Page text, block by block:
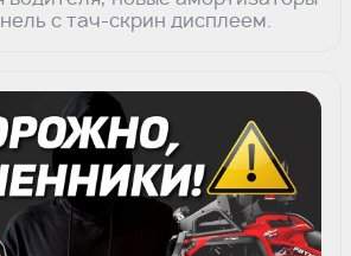
с тач-скрин дисплеем.